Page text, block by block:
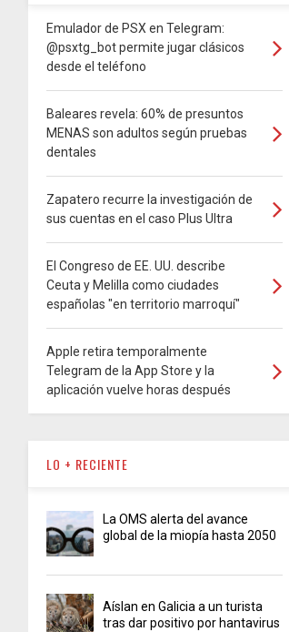
Emulador de PSX en Telegram:
@psxtg_bot permite jugar clásicos
desde el teléfono
Baleares revela: 60% de presuntos
MENAS son adultos según pruebas
dentales
Zapatero recurre la investigación de
sus cuentas en el caso Plus Ultra
El Congreso de EE. UU. describe
Ceuta y Melilla como ciudades
españolas "en territorio marroquí"
Apple retira temporalmente
Telegram de la App Store y la
aplicación vuelve horas después
LO + RECIENTE
La OMS alerta del avance
global de la miopía hasta 2050
Aíslan en Galicia a un turista
tras dar positivo por hantavirus